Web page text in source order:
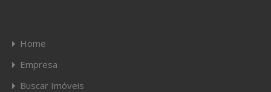
Home
Empresa
Buscar Imóveis